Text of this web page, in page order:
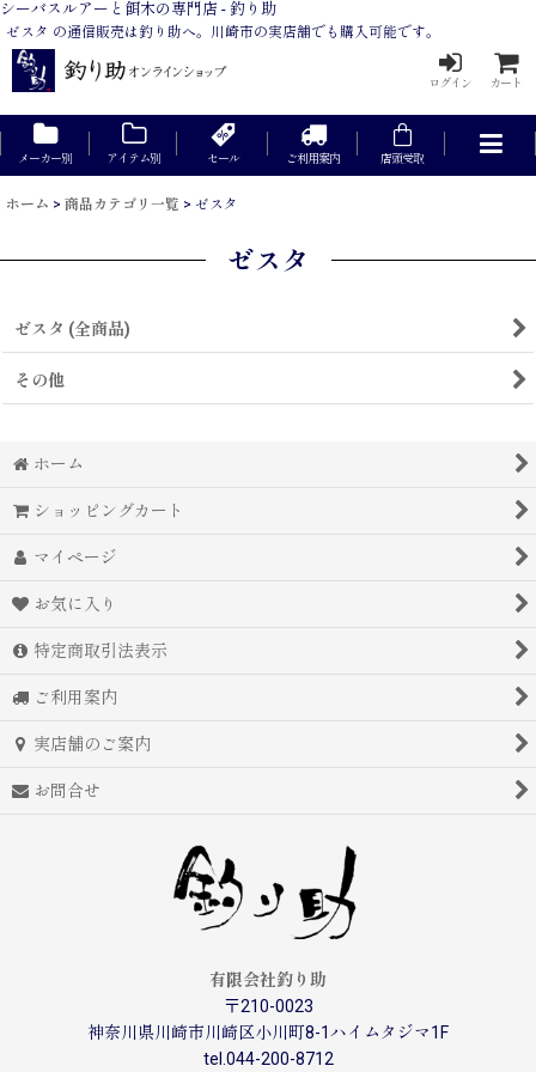
シーバスルアーと餌木の専門店 - 釣り助
ゼスタ の通信販売は釣り助へ。川崎市の実店舗でも購入可能です。
ログイン カート
メーカー別 アイテム別 セール ご利用案内 店頭受取
ホーム > 商品カテゴリ一覧 > ゼスタ
ゼスタ
ゼスタ (全商品)
その他
ホーム
ショッピングカート
マイページ
お気に入り
特定商取引法表示
ご利用案内
実店舗のご案内
お問合せ
有限会社釣り助
〒210-0023
神奈川県川崎市川崎区小川町8-1ハイムタジマ1F
tel.044-200-8712